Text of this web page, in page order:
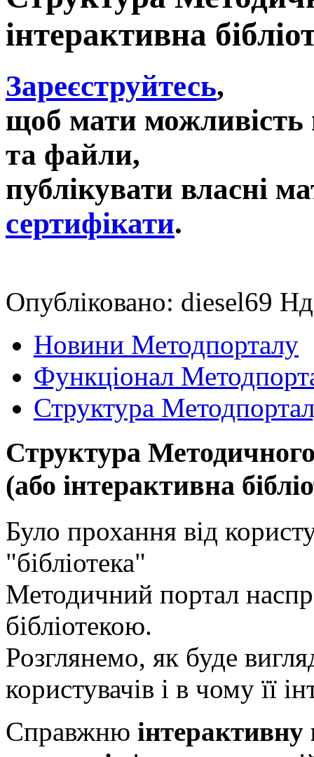
інтерактивна
Зареєструйтесь,
щоб мати можливість
та файли,
публікувати власні
сертифікати.
Опубліковано: diesel69
Новини Методпорталу
Функціонал
Структура
Структура
(або інтерактивна
Було прохання від
"бібліотека"
Методичний портал
бібліотекою.
Розглянемо, як буде
користувачів і в чому її
Справжню інтерактивну